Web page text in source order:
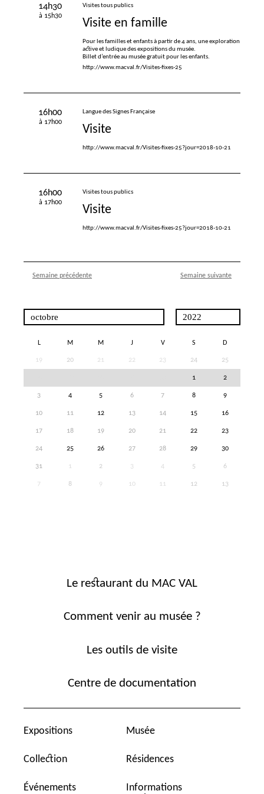
14h30
à 15h30
Visites tous publics
Visite en famille
Pour les familles et enfants à partir de 4 ans, une exploration
active et ludique des expositions du musée.
Billet d’entrée au musée gratuit pour les enfants.
http://www.macval.fr/Visites-fixes-25
16h00
à 17h00
Langue des Signes Française
Visite
http://www.macval.fr/Visites-fixes-25?jour=2018-10-21
16h00
à 17h00
Visites tous publics
Visite
http://www.macval.fr/Visites-fixes-25?jour=2018-10-21
Semaine précédente Semaine suivante
L M M J V S D
19 20 21 22 23 24 25
1 2
3 4 5 6 7 8 9
10 11 12 13 14 15 16
17 18 19 20 21 22 23
24 25 26 27 28 29 30
31 1 2 3 4 5 6
7 8 9 10 11 12 13
Le restaurant du MAC VAL
Comment venir au musée ?
Les outils de visite
Centre de documentation
Expositions
Collection
Événements
Musée
Résidences
Informations